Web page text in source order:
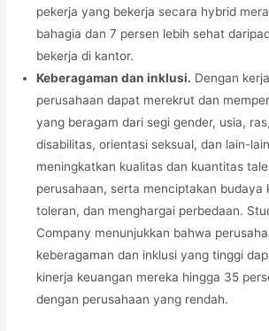
pekerja yang bekerja secara hybrid
bahagia dan 7 persen lebih sehat
bekerja di kantor.
Keberagaman dan inklusi. Dengan
perusahaan dapat merekrut dan
yang beragam dari segi gender, usia,
disabilitas, orientasi seksual, dan lain-
meningkatkan kualitas dan kuantitas
perusahaan, serta menciptakan budaya
toleran, dan menghargai perbedaan.
Company menunjukkan bahwa
keberagaman dan inklusi yang tinggi
kinerja keuangan mereka hingga 35
dengan perusahaan yang rendah.